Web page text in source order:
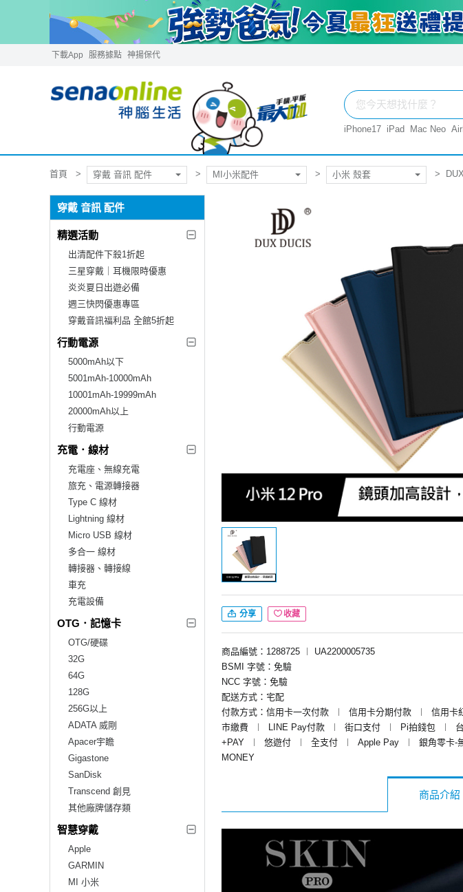
下載App 服務據點 神揚保代
iPhone17 iPad Mac Neo
首頁 穿戴 音訊 配件 MI小米配件 小米 殼套
穿戴 音訊 配件
精選活動
出清配件下殺1折起
三星穿戴｜耳機限時優惠
炎炎夏日出遊必備
週三快閃優惠專區
穿戴音訊福利品 全館5折起
行動電源
5000mAh以下
5001mAh-10000mAh
10001mAh-19999mAh
20000mAh以上
行動電源
充電．線材
充電座、無線充電
旅充、電源轉接器
Type C 線材
Lightning 線材
Micro USB 線材
多合一 線材
轉接器、轉接線
車充
充電設備
OTG．記憶卡
OTG/硬碟
32G
64G
128G
256G以上
ADATA 威剛
Apacer宇瞻
Gigastone
SanDisk
Transcend 創見
其他廠牌儲存類
智慧穿戴
Apple
GARMIN
MI 小米
分享 收藏
商品編號：1288725 ︱
UA2200005735
BSMI 字號：免驗
NCC 字號：免驗
配送方式：宅配
付款方式：信用卡一次付款
︱ 信用卡分期付款 ︱ 信用卡
市繳費
︱ LINE Pay付款 ︱ 街口支付 ︱ Pi拍錢包 ︱
+PAY
︱ 悠遊付 ︱ 全支付 ︱ Apple Pay ︱ 銀角零卡-
MONEY
商品介紹